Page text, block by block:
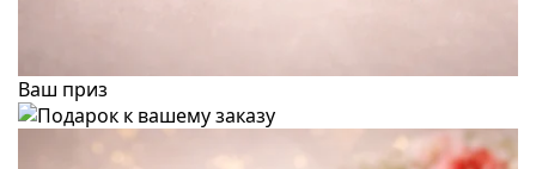
Ваш приз